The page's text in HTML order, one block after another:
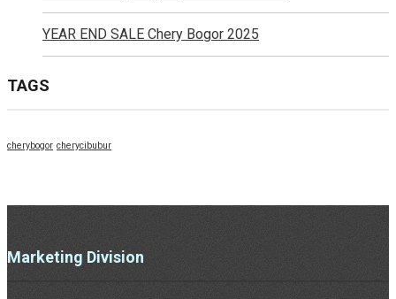
YEAR END SALE Chery Bogor 2025
TAGS
cherybogor cherycibubur
Marketing Division